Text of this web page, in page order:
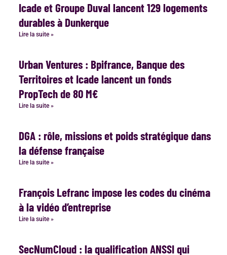
Icade et Groupe Duval lancent 129 logements
durables à Dunkerque
Lire la suite »
Urban Ventures : Bpifrance, Banque des
Territoires et Icade lancent un fonds
PropTech de 80 M€
Lire la suite »
DGA : rôle, missions et poids stratégique dans
la défense française
Lire la suite »
François Lefranc impose les codes du cinéma
à la vidéo d’entreprise
Lire la suite »
SecNumCloud : la qualification ANSSI qui